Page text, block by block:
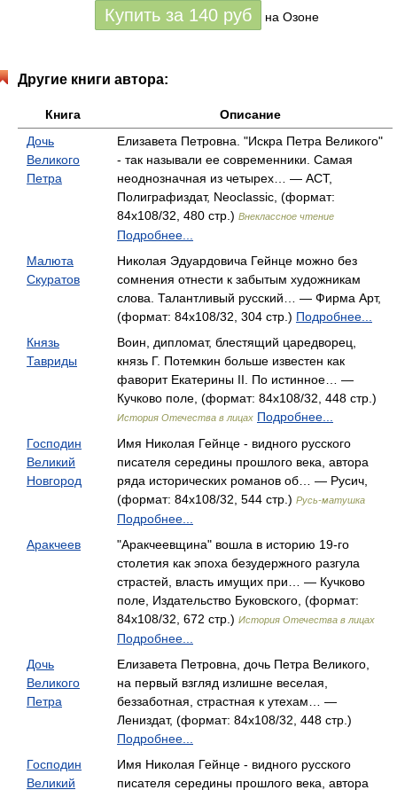
Купить за 140 руб на Озоне
Другие книги автора:
Книга
Описание
Дочь
Великого
Петра
Елизавета Петровна. "Искра Петра Великого"
- так называли ее современники. Самая
неоднозначная из четырех… — АСТ,
Полиграфиздат, Neoclassic, (формат:
84x108/32, 480 стр.) Внеклассное чтение
Подробнее...
Малюта
Скуратов
Николая Эдуардовича Гейнце можно без
сомнения отнести к забытым художникам
слова. Талантливый русский… — Фирма Арт,
(формат: 84x108/32, 304 стр.) Подробнее...
Князь
Тавриды
Воин, дипломат, блестящий царедворец,
князь Г. Потемкин больше известен как
фаворит Екатерины II. По истинное… —
Кучково поле, (формат: 84x108/32, 448 стр.)
История Отечества в лицах Подробнее...
Господин
Великий
Новгород
Имя Николая Гейнце - видного русского
писателя середины прошлого века, автора
ряда исторических романов об… — Русич,
(формат: 84x108/32, 544 стр.) Русь-матушка
Подробнее...
Аракчеев
"Аракчеевщина" вошла в историю 19-го
столетия как эпоха безудержного разгула
страстей, власть имущих при… — Кучково
поле, Издательство Буковского, (формат:
84x108/32, 672 стр.) История Отечества в лицах
Подробнее...
Дочь
Великого
Петра
Елизавета Петровна, дочь Петра Великого,
на первый взгляд излишне веселая,
беззаботная, страстная к утехам… —
Лениздат, (формат: 84x108/32, 448 стр.)
Подробнее...
Господин
Великий
Имя Николая Гейнце - видного русского
писателя середины прошлого века, автора